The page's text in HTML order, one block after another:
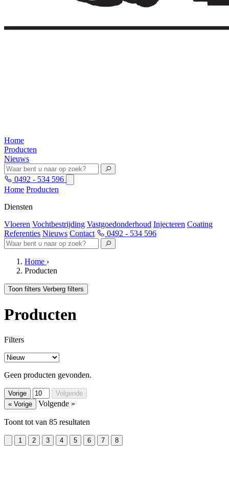
Home
Producten
Nieuws
0492 - 534 596
Home Producten
Diensten
Vloeren Vochtbestrijding Vastgoedonderhoud Injecteren Coating
Referenties Nieuws Contact 0492 - 534 596
Home ›
Producten
Toon filters Verberg filters
Producten
Filters
Geen producten gevonden.
Vorige
Volgende
« Vorige
Volgende »
Toont tot van 85 resultaten
1 2 3 4 5 6 7 8